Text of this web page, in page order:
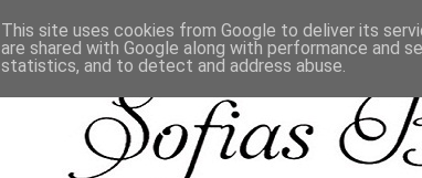
This site uses cookies from Google to deliver its
are shared with Google along with performance and
statistics, and to detect and address abuse.